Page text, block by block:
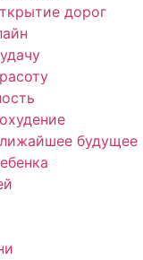
дорог
будущее